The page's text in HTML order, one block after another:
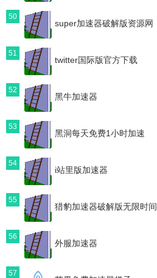
50
super加速器破解版资源网
51
twitter国际版官方下载
52
黑牛加速器
53
黑洞每天免费1小时加速
54
i站里版加速器
55
猎豹加速器破解版无限时间
56
外服加速器
57